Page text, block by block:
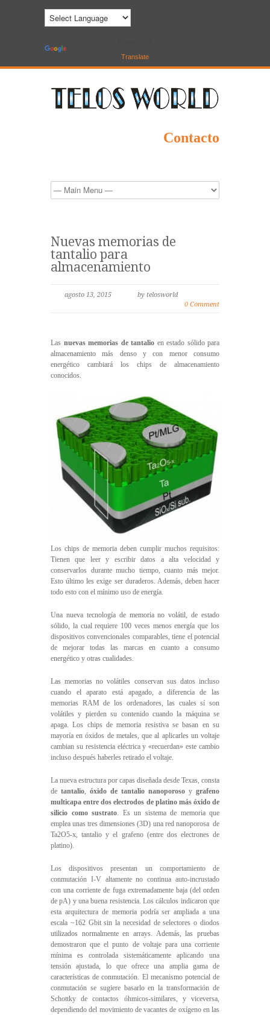
Translate
Contacto
Nuevas memorias de
tantalio para
almacenamiento
agosto 13, 2015
by telosworld
0 Comment
Las nuevas memorias de tantalio en estado sólido para
almacenamiento más denso y con menor consumo
energético cambiará los chips de almacenamiento
conocidos.
Los chips de memoria deben cumplir muchos requisitos:
Tienen que leer y escribir datos a alta velocidad y
conservarlos durante mucho tiempo, cuanto más mejor.
Esto último les exige ser duraderos. Además, deben hacer
todo esto con el mínimo uso de energía.
Una nueva tecnología de memoria no volátil, de estado
sólido, la cual requiere 100 veces menos energía que los
dispositivos convencionales comparables, tiene el potencial
de mejorar todas las marcas en cuanto a consumo
energético y otras cualidades.
Las memorias no volátiles conservan sus datos incluso
cuando el aparato está apagado, a diferencia de las
memorias RAM de los ordenadores, las cuales sí son
volátiles y pierden su contenido cuando la máquina se
apaga. Los chips de memoria resistiva se basan en su
mayoría en óxidos de metales, que al aplicarles un voltaje
cambian su resistencia eléctrica y «recuerdan» este cambio
incluso después haberles retirado el voltaje.
La nueva estructura por capas diseñada desde Texas, consta
de tantalio, óxido de tantalio nanoporoso y grafeno
multicapa entre dos electrodos de platino más óxido de
silicio como sustrato. Es un sistema de memoria que
emplea unas tres dimensiones (3D) una red nanoporosa de
Ta2O5-x, tantalio y el grafeno (entre dos electrones de
platino).
Los dispositivos presentan un comportamiento de
conmutación I-V altamente no continua auto-incrustado
con una corriente de fuga extremadamente baja (del orden
de pA) y una buena resistencia. Los cálculos indicaron que
esta arquitectura de memoria podría ser ampliada a una
escala ~162 Gbit sin la necesidad de selectores o diodos
utilizados normalmente en arrays. Además, las pruebas
demostraron que el punto de voltaje para una corriente
mínima es controlada sistemáticamente aplicando una
tensión ajustada, lo que ofrece una amplia gama de
características de conmutación. El mecanismo potencial de
conmutación se sugiere basarlo en la transformación de
Schottky de contactos óhmicos-similares, y viceversa,
dependiendo del movimiento de vacantes de oxígeno en las